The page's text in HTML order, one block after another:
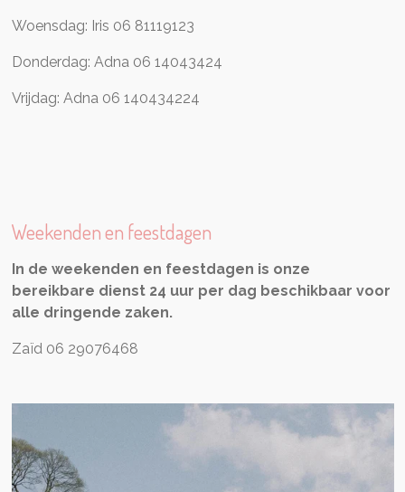
Woensdag: Iris 06 81119123
Donderdag: Adna 06 14043424
Vrijdag: Adna 06 140434224
Weekenden en feestdagen
In de weekenden en feestdagen is onze
bereikbare dienst 24 uur per dag beschikbaar voor
alle dringende zaken.
Zaïd 06 29076468